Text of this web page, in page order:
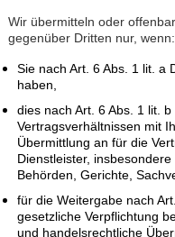
Wir übermitteln oder
gegenüber Dritten nur, wenn:
Sie nach Art. 6 Abs. 1 lit. a
haben,
dies nach Art. 6 Abs. 1 lit.
Vertragsverhältnissen
Übermittlung an für die
Dienstleister,
Behörden, Gerichte,
für die Weitergabe nach
gesetzliche Verpflichtung
und handelsrechtliche